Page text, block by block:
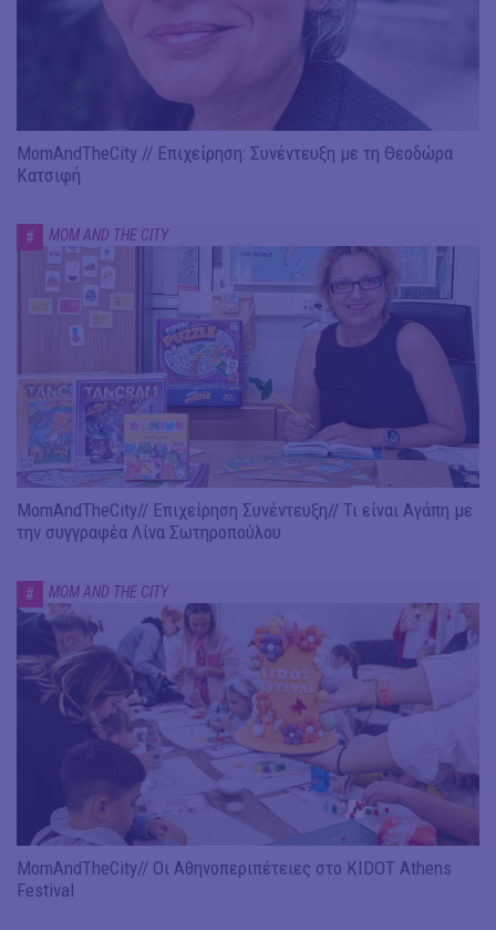
MomAndTheCity // Επιχείρηση: Συνέντευξη με τη Θεοδώρα
Κατσιφή
# MOM AND THE CITY
MomAndTheCity// Επιχείρηση Συνέντευξη// Τι είναι Αγάπη με
την συγγραφέα Λίνα Σωτηροπούλου
# MOM AND THE CITY
MomAndTheCity// Οι Αθηνοπεριπέτειες στο KIDOT Athens
Festival